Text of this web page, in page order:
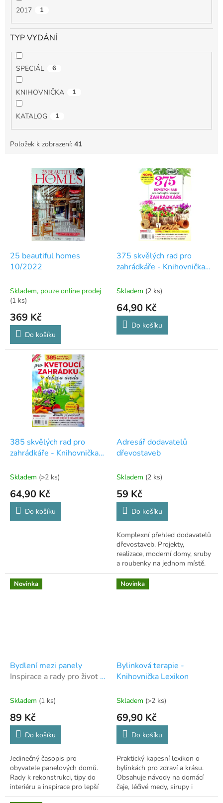
2017 1
TYP VYDÁNÍ
SPECIÁL 6
KNIHOVNIČKA 1
KATALOG 1
Položek k zobrazení: 41
25 beautiful homes
10/2022
Skladem, pouze online prodej
(1 ks)
369 Kč
Do košíku
375 skvělých rad pro
zahrádkáře - Knihovnička
Skladem (2 ks)
64,90 Kč
Do košíku
385 skvělých rad pro
zahrádkáře - Knihovnička
Skladem (>2 ks)
64,90 Kč
Do košíku
Adresář dodavatelů
dřevostaveb
Skladem (2 ks)
59 Kč
Do košíku
Komplexní přehled dodavatelů
dřevostaveb. Projekty,
realizace, moderní domy, sruby
a roubenky na jednom místě.
Novinka
Bydlení mezi panely
Inspirace a rady pro život v
Skladem (1 ks)
89 Kč
Do košíku
Jedinečný časopis pro
obyvatele panelových domů.
Rady k rekonstrukci, tipy do
interiéru a inspirace pro lepší
bydlení.
Novinka
Bylinková terapie -
Knihovnička Lexikon
Skladem (>2 ks)
69,90 Kč
Do košíku
Praktický kapesní lexikon o
bylinkách pro zdraví a krásu.
Obsahuje návody na domácí
čaje, léčivé medy, sirupy i
hubnutí.